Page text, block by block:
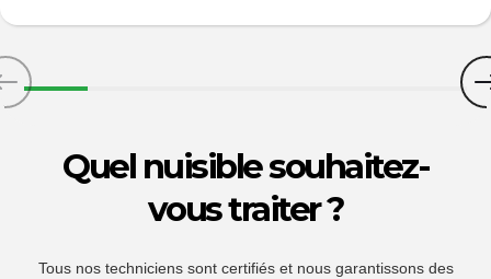
Quel nuisible souhaitez-
vous traiter ?
Tous nos techniciens sont certifiés et nous garantissons des